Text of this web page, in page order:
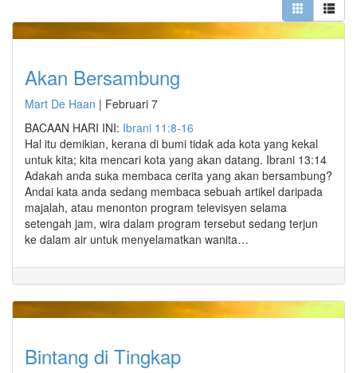
Akan Bersambung
Mart De Haan | Februari 7
BACAAN HARI INI: Ibrani 11:8-16
Hal itu demikian, kerana di bumi tidak ada kota yang kekal
untuk kita; kita mencari kota yang akan datang. Ibrani 13:14
Adakah anda suka membaca cerita yang akan bersambung?
Andai kata anda sedang membaca sebuah artikel daripada
majalah, atau menonton program televisyen selama
setengah jam, wira dalam program tersebut sedang terjun
ke dalam air untuk menyelamatkan wanita…
Bintang di Tingkap